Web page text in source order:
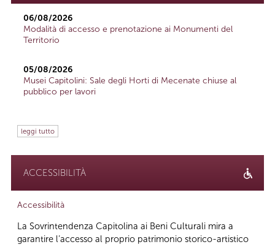
06/08/2026
Modalità di accesso e prenotazione ai Monumenti del
Territorio
05/08/2026
Musei Capitolini: Sale degli Horti di Mecenate chiuse al
pubblico per lavori
leggi tutto
ACCESSIBILITÀ
Accessibilità
La Sovrintendenza Capitolina ai Beni Culturali mira a
garantire l’accesso al proprio patrimonio storico-artistico